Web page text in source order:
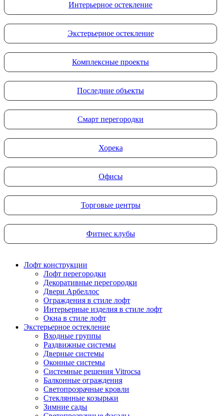
Интерьерное остекление
Экстерьерное остекление
Комплексные проекты
Последние объекты
Смарт перегородки
Хорека
Офисы
Торговые центры
Фитнес клубы
Лофт конструкции
Лофт перегородки
Декоративные перегородки
Двери Арбеллос
Ограждения в стиле лофт
Интерьерные изделия в стиле лофт
Окна в стиле лофт
Экстерьерное остекление
Входные группы
Раздвижные системы
Дверные системы
Оконные системы
Системные решения Vitrocsa
Балконные ограждения
Светопрозрачные кровли
Стеклянные козырьки
Зимние сады